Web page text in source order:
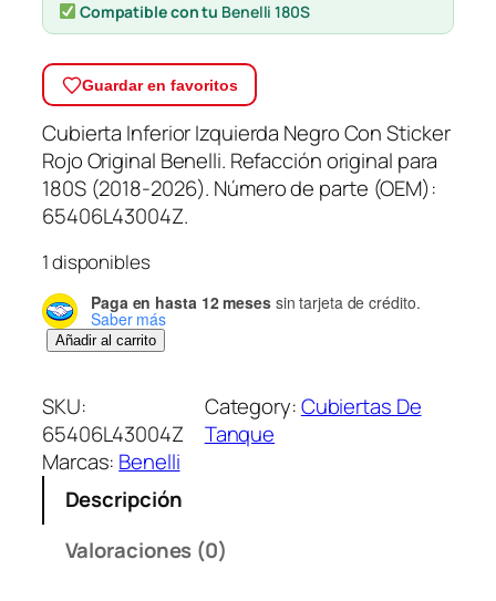
Compatible con tu Benelli 180S
Guardar en favoritos
Cubierta Inferior Izquierda Negro Con Sticker
Rojo Original Benelli. Refacción original para
180S (2018-2026). Número de parte (OEM):
65406L43004Z.
1 disponibles
Paga en hasta 12 mesessin tarjeta de crédito.
Saber más
C
b
i
e
r
a
Añadir al carrito
SKU:
65406L43004Z
Category:Cubiertas De
Tanque
Marcas: Benelli
Descripción
Valoraciones (0)